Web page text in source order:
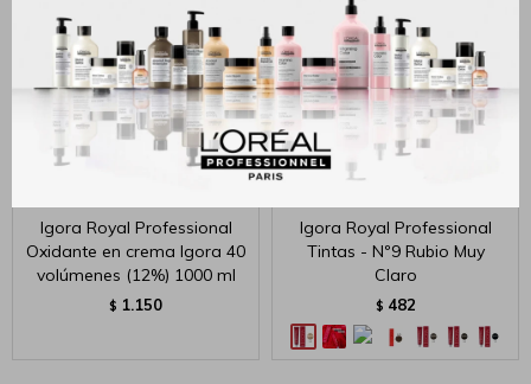
Igora Royal Professional
Oxidante en crema Igora 40
volúmenes (12%) 1000 ml
$ 1.150
Igora Royal Professional
Tintas - Nº9 Rubio Muy
Claro
$ 482